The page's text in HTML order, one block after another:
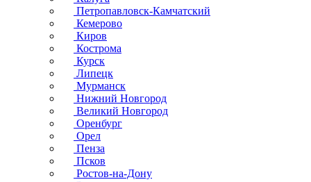
Петропавловск-Камчатский
Кемерово
Киров
Кострома
Курск
Липецк
Мурманск
Нижний Новгород
Великий Новгород
Оренбург
Орел
Пенза
Псков
Ростов-на-Дону